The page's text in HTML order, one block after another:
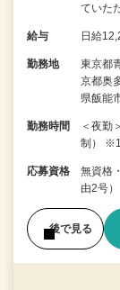
ていた
給与 日給
勤務地
東京都
京都奥
県飯能
勤務時間
＜夜勤
制）
応募資格
無資格
由2号）
後で見る